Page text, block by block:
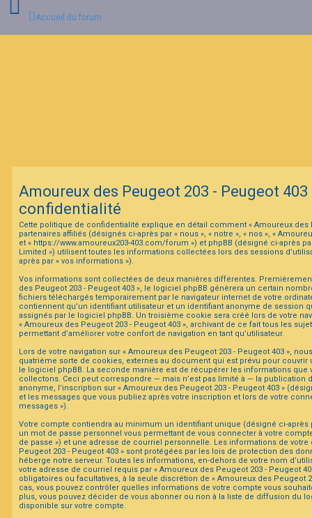
Accueil du forum
Amoureux des Peugeot 203 - Peugeot
confidentialité
Cette politique de confidentialité explique en détail comment « Amoureux des
partenaires affiliés (désignés ci-après par « nous », « notre », « nos », «
et « https://www.amoureux203-403.com/forum ») et phpBB (désigné ci-après
Limited ») utilisent toutes les informations collectées lors des sessions
après par « vos informations »).
Vos informations sont collectées de deux manières différentes.
des Peugeot 203 - Peugeot 403 », le logiciel phpBB génèrera un certain
fichiers téléchargés temporairement par le navigateur internet de votre
contiennent qu’un identifiant utilisateur et un identifiant anonyme de session
assignés par le logiciel phpBB. Un troisième cookie sera créé lors de votre
« Amoureux des Peugeot 203 - Peugeot 403 », archivant de ce fait tous les
permettant d’améliorer votre confort de navigation en tant qu’utilisateur.
Lors de votre navigation sur « Amoureux des Peugeot 203 - Peugeot 403 »,
quatrième sorte de cookies, externes au document qui est prévu pour
le logiciel phpBB. La seconde manière est de récupérer les informations que
collectons. Ceci peut correspondre — mais n’est pas limité à — la publication
anonyme, l’inscription sur « Amoureux des Peugeot 203 - Peugeot 403 »
et les messages que vous publiez après votre inscription et lors de votre
messages »).
Votre compte contiendra au minimum un identifiant unique (désigné ci-après
un mot de passe personnel vous permettant de vous connecter à votre
de passe ») et une adresse de courriel personnelle. Les informations de votre
Peugeot 203 - Peugeot 403 » sont protégées par les lois de protection des
héberge notre serveur. Toutes les informations, en-dehors de votre nom
votre adresse de courriel requis par « Amoureux des Peugeot 203 - Peugeot
obligatoires ou facultatives, à la seule discrétion de « Amoureux des Peugeot
cas, vous pouvez contrôler quelles informations de votre compte vous
plus, vous pouvez décider de vous abonner ou non à la liste de diffusion du
disponible sur votre compte.